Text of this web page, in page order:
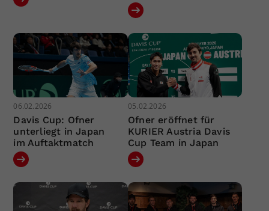
06.02.2026
Davis Cup: Ofner
unterliegt in Japan
im Auftaktmatch
05.02.2026
Ofner eröffnet für
KURIER Austria Davis
Cup Team in Japan